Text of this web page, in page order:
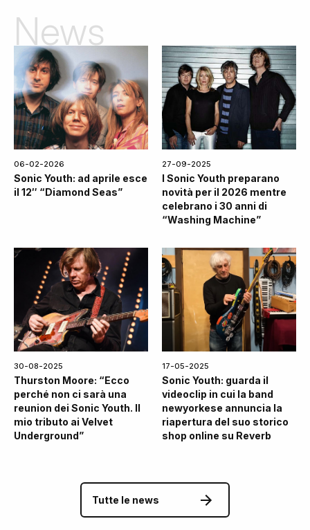
News
06-02-2026
Sonic Youth: ad aprile esce
il 12″ “Diamond Seas”
27-09-2025
I Sonic Youth preparano
novità per il 2026 mentre
celebrano i 30 anni di
“Washing Machine”
30-08-2025
Thurston Moore: “Ecco
perché non ci sarà una
reunion dei Sonic Youth. Il
mio tributo ai Velvet
Underground”
17-05-2025
Sonic Youth: guarda il
videoclip in cui la band
newyorkese annuncia la
riapertura del suo storico
shop online su Reverb
Tutte le news